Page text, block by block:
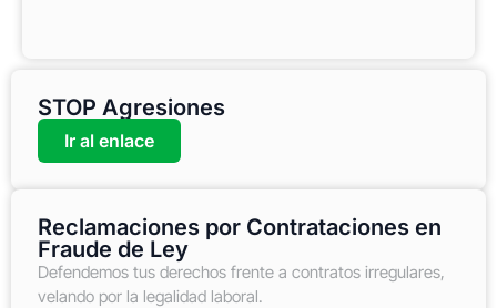
STOP Agresiones
Ir al enlace
Reclamaciones por Contrataciones en
Fraude de Ley
Defendemos tus derechos frente a contratos irregulares,
velando por la legalidad laboral.